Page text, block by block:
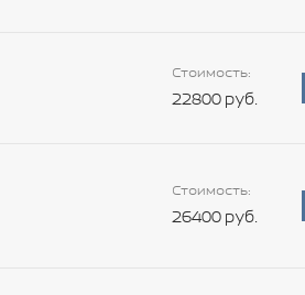
Стоимость:
22800 руб.
Стоимость:
26400 руб.